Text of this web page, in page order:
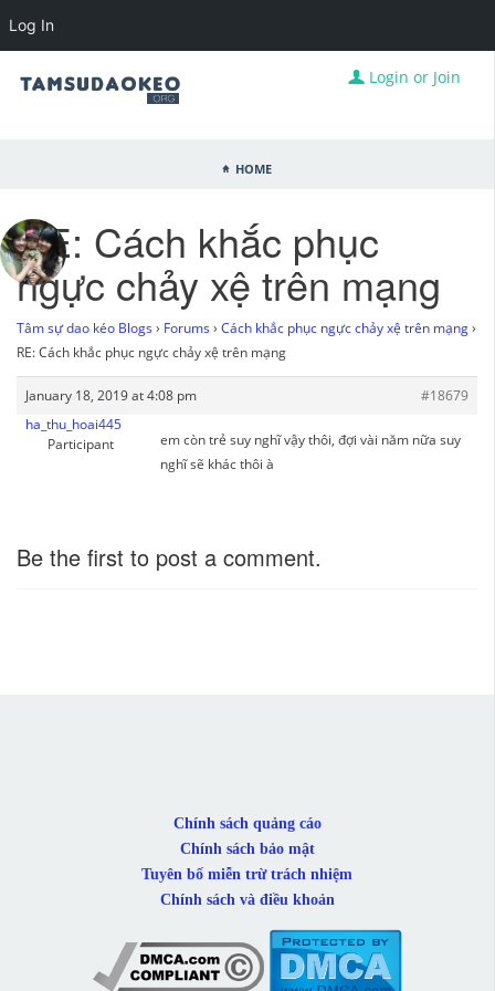
Login or Join
Home
RE: Cách khắc phục
ngực chảy xệ trên mạng
Tâm sự dao kéo Blogs › Forums › Cách khắc phục ngực chảy xệ trên mạng›
RE: Cách khắc phục ngực chảy xệ trên mạng
January 18, 2019 at 4:08 pm
#18679
ha_thu_hoai445
Participant
em còn trẻ suy nghĩ vậy thôi, đợi vài năm nữa suy
nghĩ sẽ khác thôi à
Be the first to post a comment.
Chính sách quảng cáo
Chính sách bảo mật
Tuyên bố miễn trừ trách nhiệm
Chính sách và điều khoản
Log In